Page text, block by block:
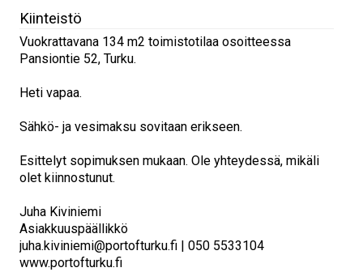
Kiinteistö
Vuokrattavana 134 m2 toimistotilaa osoitteessa
Pansiontie 52, Turku.
Heti vapaa.
Sähkö- ja vesimaksu sovitaan erikseen.
Esittelyt sopimuksen mukaan. Ole yhteydessä, mikäli
olet kiinnostunut.
Juha Kiviniemi
Asiakkuuspäällikkö
juha.kiviniemi@portofturku.fi | 050 5533104
www.portofturku.fi